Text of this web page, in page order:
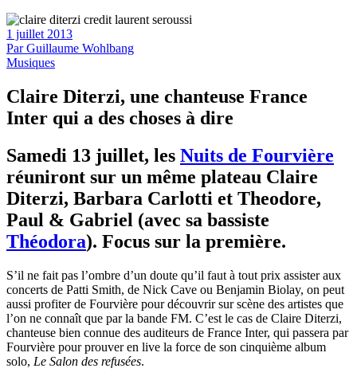
1 juillet 2013
ParGuillaume Wohlbang
Musiques
Claire Diterzi, une chanteuse France
Inter qui a des choses à dire
Samedi 13 juillet, les Nuits de Fourvière
réuniront sur un même plateau Claire
Diterzi, Barbara Carlotti et Theodore,
Paul & Gabriel (avec sa bassiste
Théodora). Focus sur la première.
S’il ne fait pas l’ombre d’un doute qu’il faut à tout prix assister aux
concerts de Patti Smith, de Nick Cave ou Benjamin Biolay, on peut
aussi profiter de Fourvière pour découvrir sur scène des artistes que
l’on ne connaît que par la bande FM. C’est le cas de Claire Diterzi,
chanteuse bien connue des auditeurs de France Inter, qui passera par
Fourvière pour prouver en live la force de son cinquième album
solo, Le Salon des refusées.